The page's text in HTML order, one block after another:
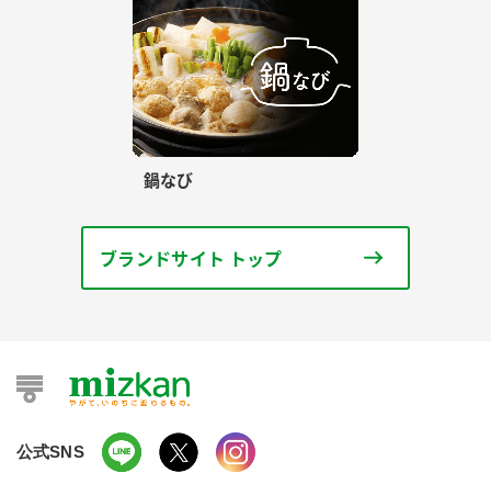
鍋なび
ブランドサイト トップ
公式SNS